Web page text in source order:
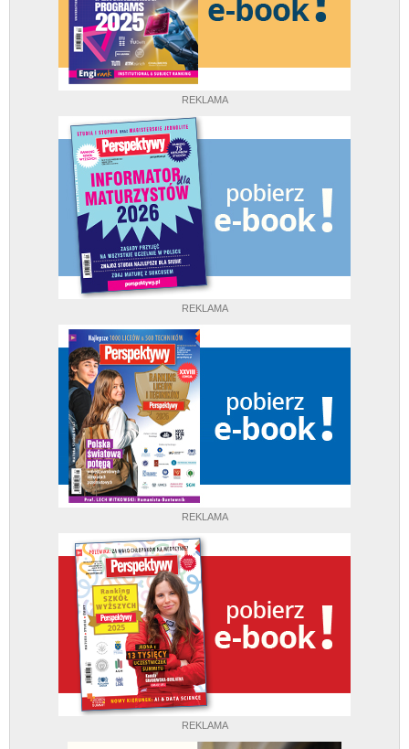
REKLAMA
REKLAMA
REKLAMA
REKLAMA